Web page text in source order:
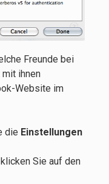
Freunde bei
ihnen
Website im
die Einstellungen
Sie auf den